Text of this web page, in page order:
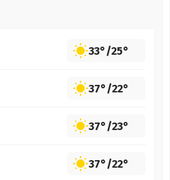
33°/25°
37°/22°
37°/23°
37°/22°